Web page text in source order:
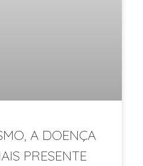
A DOENÇA
PRESENTE